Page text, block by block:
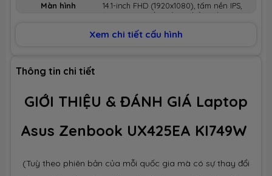
Màn hình
14.1-inch FHD (1920x1080), tấm nền IPS,
100% sRGB, viền mỏng, chống chói.
2 x USB TypeC (supports
Thunderbolt™4 / PowerDelivery)
1 x MicroSD Card Reader
1 x Camera HD 720P with FaceID
Kardon Audio™
Xem chi tiết cấu hình
Thông tin chi tiết
GIỚI THIỆU & ĐÁNH GIÁ Laptop
Asus Zenbook UX425EA KI749W
(Tuỳ theo phiên bản của mỗi quốc gia mà có sự thay đổi